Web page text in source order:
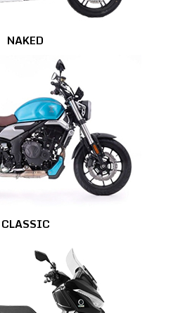
NAKED
CLASSIC